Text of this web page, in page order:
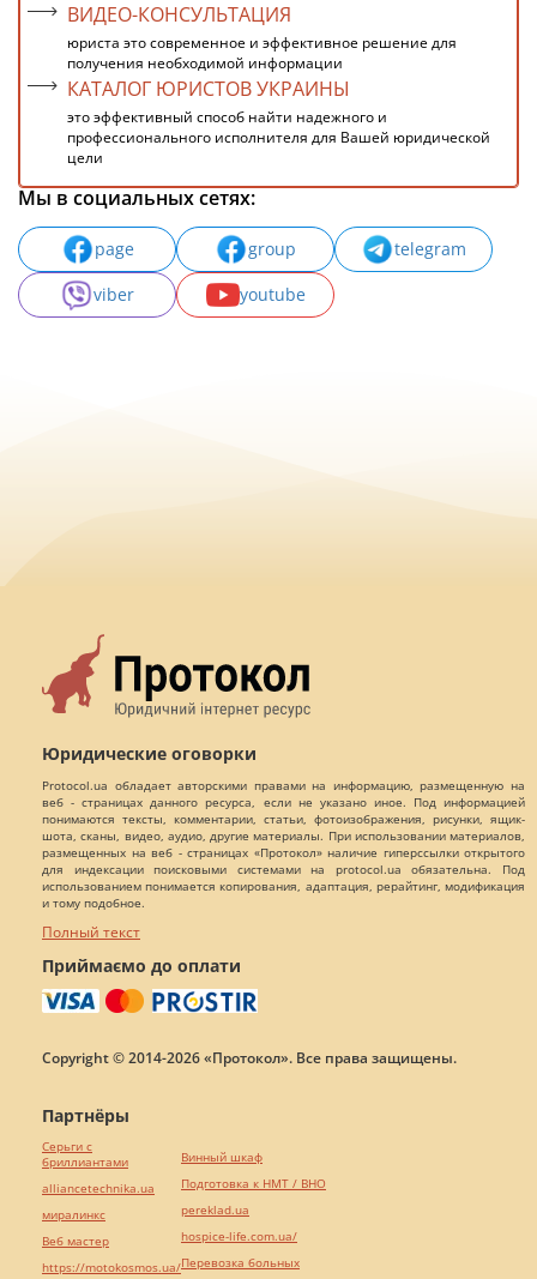
ВИДЕО-КОНСУЛЬТАЦИЯ
юриста это современное и эффективное решение для
получения необходимой информации
КАТАЛОГ ЮРИСТОВ УКРАИНЫ
это эффективный способ найти надежного и
профессионального исполнителя для Вашей юридической
цели
Мы в социальных сетях:
page group
telegram
viber
youtube
Юридические оговорки
Protocol.ua обладает авторскими правами на информацию, размещенную на
веб - страницах данного ресурса, если не указано иное. Под информацией
понимаются тексты, комментарии, статьи, фотоизображения, рисунки, ящик-
шота, сканы, видео, аудио, другие материалы. При использовании материалов,
размещенных на веб - страницах «Протокол» наличие гиперссылки открытого
для индексации поисковыми системами на protocol.ua обязательна. Под
использованием понимается копирования, адаптация, рерайтинг, модификация
и тому подобное.
Полный текст
Приймаємо до оплати
Copyright © 2014-2026 «Протокол». Все права защищены.
Партнёры
Серьги с
бриллиантами
alliancetechnika.ua
миралинкс
Веб мастер
https://motokosmos.ua/
Винный шкаф
Подготовка к НМТ / ВНО
pereklad.ua
hospice-life.com.ua/
Перевозка больных